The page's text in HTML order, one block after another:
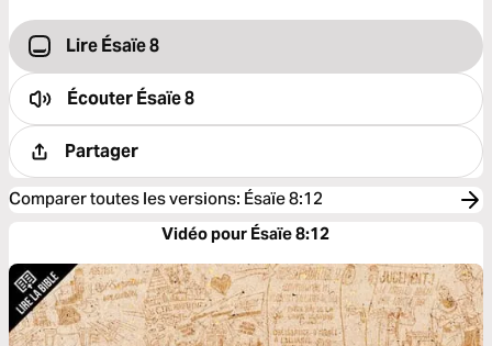
Lire Ésaïe 8
ÉcouterÉsaïe 8
Partager
Comparer toutes les versions: Ésaïe 8:12
Vidéo pour Ésaïe 8:12